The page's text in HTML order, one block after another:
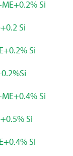
Si
Si
Si
Si
Si
Si